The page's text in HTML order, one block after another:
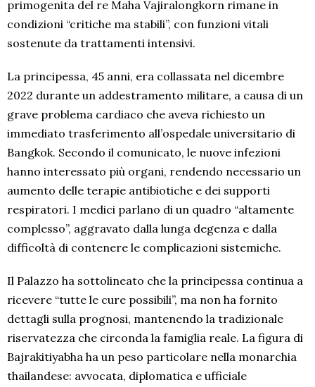
primogenita del re Maha Vajiralongkorn rimane in
condizioni “critiche ma stabili”, con funzioni vitali
sostenute da trattamenti intensivi.
La principessa, 45 anni, era collassata nel dicembre
2022 durante un addestramento militare, a causa di un
grave problema cardiaco che aveva richiesto un
immediato trasferimento all’ospedale universitario di
Bangkok. Secondo il comunicato, le nuove infezioni
hanno interessato più organi, rendendo necessario un
aumento delle terapie antibiotiche e dei supporti
respiratori. I medici parlano di un quadro “altamente
complesso”, aggravato dalla lunga degenza e dalla
difficoltà di contenere le complicazioni sistemiche.
Il Palazzo ha sottolineato che la principessa continua a
ricevere “tutte le cure possibili”, ma non ha fornito
dettagli sulla prognosi, mantenendo la tradizionale
riservatezza che circonda la famiglia reale. La figura di
Bajrakitiyabha ha un peso particolare nella monarchia
thailandese: avvocata, diplomatica e ufficiale